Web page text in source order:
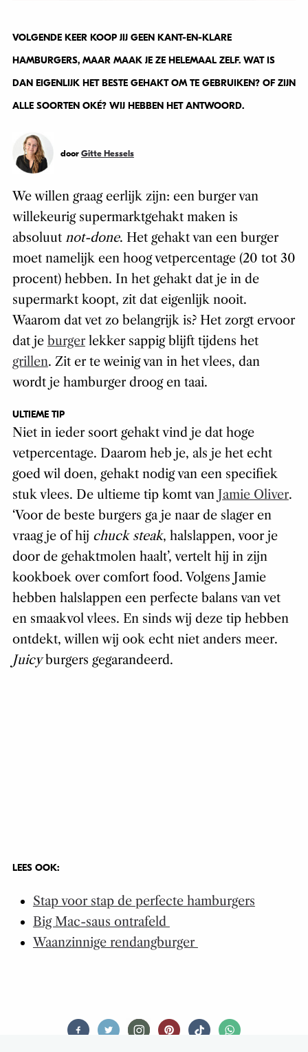
VOLGENDE KEER KOOP JIJ GEEN KANT-EN-KLARE
HAMBURGERS, MAAR MAAK JE ZE HELEMAAL ZELF. WAT IS
DAN EIGENLIJK HET BESTE GEHAKT OM TE GEBRUIKEN? OF ZIJN
ALLE SOORTEN OKÉ? WIJ HEBBEN HET ANTWOORD.
door Gitte Hessels
We willen graag eerlijk zijn: een burger van
willekeurig supermarktgehakt maken is
absoluut not-done. Het gehakt van een burger
moet namelijk een hoog vetpercentage (20 tot 30
procent) hebben. In het gehakt dat je in de
supermarkt koopt, zit dat eigenlijk nooit.
Waarom dat vet zo belangrijk is? Het zorgt ervoor
dat je burgerlekker sappig blijft tijdens het
grillen. Zit er te weinig van in het vlees, dan
wordt je hamburger droog en taai.
ULTIEME TIP
Niet in ieder soort gehakt vind je dat hoge
vetpercentage. Daarom heb je, als je het echt
goed wil doen, gehakt nodig van een specifiek
stuk vlees. De ultieme tip komt van Jamie Oliver.
‘Voor de beste burgers ga je naar de slager en
vraag je of hij chuck steak, halslappen, voor je
door de gehaktmolen haalt’, vertelt hij in zijn
kookboek over comfort food. Volgens Jamie
hebben halslappen een perfecte balans van vet
en smaakvol vlees. En sinds wij deze tip hebben
ontdekt, willen wij ook echt niet anders meer.
Juicyburgers gegarandeerd.
LEES OOK:
Stap voor stap de perfecte hamburgers
Big Mac-saus ontrafeld
Waanzinnige rendangburger